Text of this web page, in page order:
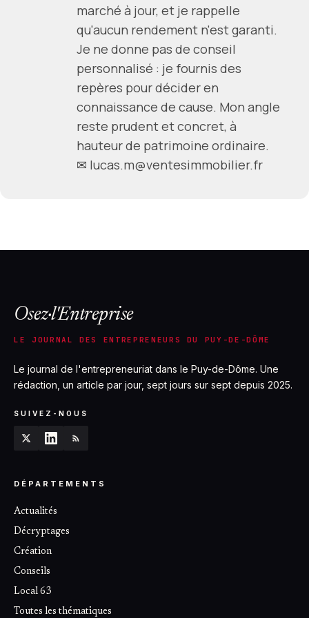
marché à jour, et je rappelle
qu'aucun rendement n'est garanti.
Je ne donne pas de conseil
personnalisé : je fournis des
repères pour décider en
connaissance de cause. Mon angle
reste prudent et concret, à
hauteur de patrimoine ordinaire.
✉ lucas.m@ventesimmobilier.fr
Osez·l'Entreprise
LE JOURNAL DES ENTREPRENEURS DU PUY-DE-DÔME
Le journal de l'entrepreneuriat dans le Puy-de-Dôme. Une
rédaction, un article par jour, sept jours sur sept depuis 2025.
SUIVEZ-NOUS
DÉPARTEMENTS
Actualités
Décryptages
Création
Conseils
Local 63
Toutes les thématiques